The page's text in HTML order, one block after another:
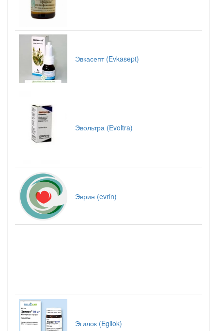
Эвкасепт (Evkasept)
Эвольтра (Evoltra)
Эврин (evrin)
Эгилок (Egilok)